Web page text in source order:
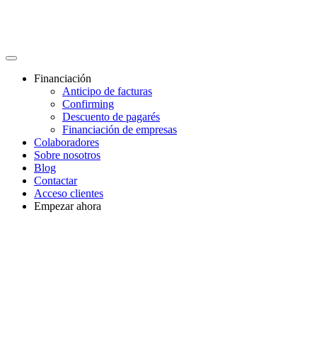
Financiación
Anticipo de facturas
Confirming
Descuento de pagarés
Financiación de empresas
Colaboradores
Sobre nosotros
Blog
Contactar
Acceso clientes
Empezar ahora